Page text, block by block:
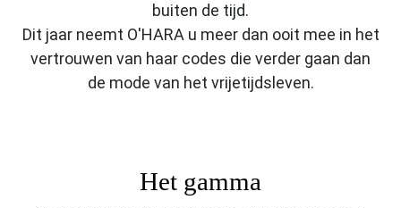
buiten de tijd.
Dit jaar neemt O'HARA u meer dan ooit mee in het
vertrouwen van haar codes die verder gaan dan
de mode van het vrijetijdsleven.
Het gamma